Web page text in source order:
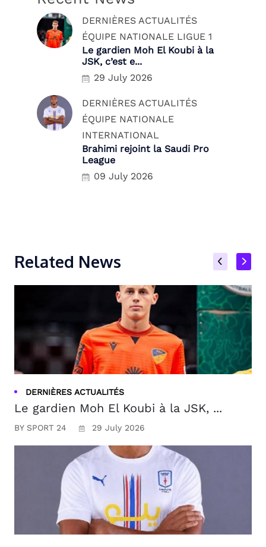
DERNIÈRES ACTUALITÉS
ÉQUIPE NATIONALE LIGUE 1
Le gardien Moh El Koubi à la
JSK, c’est e...
29 July 2026
DERNIÈRES ACTUALITÉS
ÉQUIPE NATIONALE
INTERNATIONAL
Brahimi rejoint la Saudi Pro
League
09 July 2026
Related News
DERNIÈRES ACTUALITÉS
Le gardien Moh El Koubi à la JSK, ...
BY SPORT 24 29 July 2026